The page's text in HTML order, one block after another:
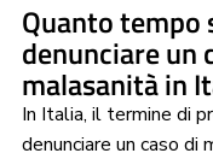
Quanto tempo
denunciare un
malasanità in
In Italia, il termine di
denunciare un caso di